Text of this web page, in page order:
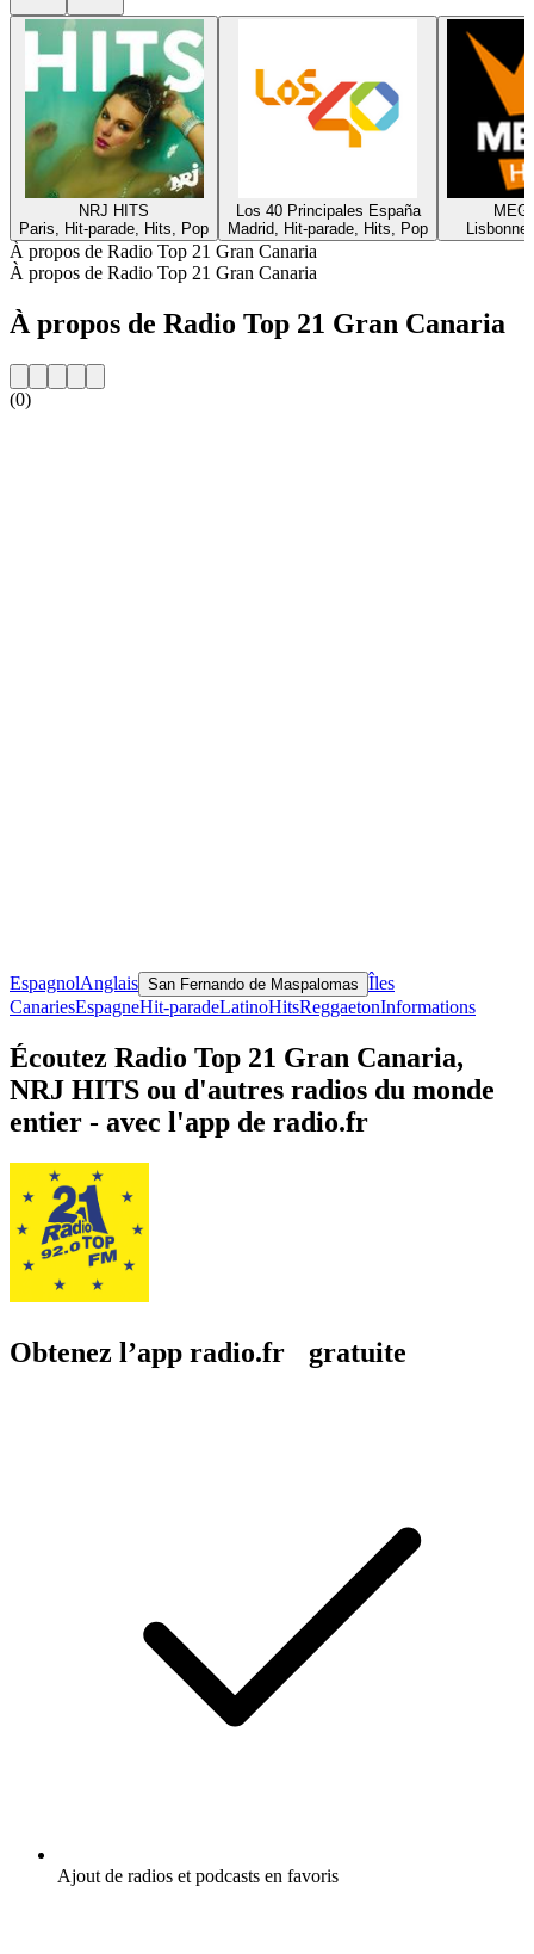
NRJ HITS
Paris, Hit-parade, Hits, Pop
Los 40 Principales España
Madrid, Hit-parade, Hits, Pop
À propos de Radio Top 21 Gran Canaria
À propos de Radio Top 21 Gran Canaria
À propos de Radio Top 21 Gran Canaria
(0)
EspagnolAnglais San Fernando de Maspalomas Îles
CanariesEspagneHit-paradeLatinoHitsReggaetonInformations
Écoutez Radio Top 21 Gran Canaria,
NRJ HITS ou d'autres radios du monde
entier - avec l'app de radio.fr
Obtenez l’app radio.fr gratuite
Ajout de radios et podcasts en favoris